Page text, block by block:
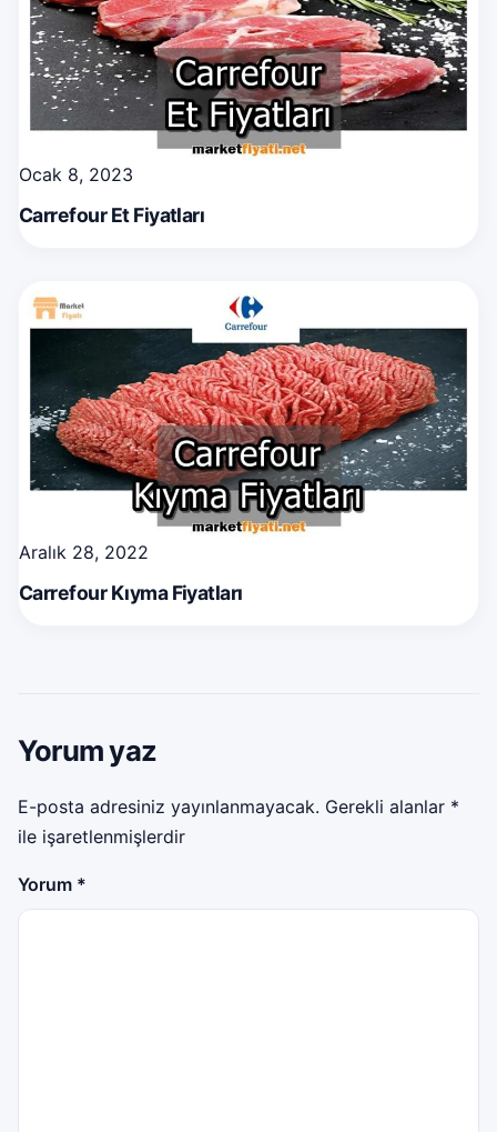
Ocak 8, 2023
Carrefour Et Fiyatları
Aralık 28, 2022
Carrefour Kıyma Fiyatları
Yorum yaz
E-posta adresiniz yayınlanmayacak. Gerekli alanlar *
ile işaretlenmişlerdir
Yorum *